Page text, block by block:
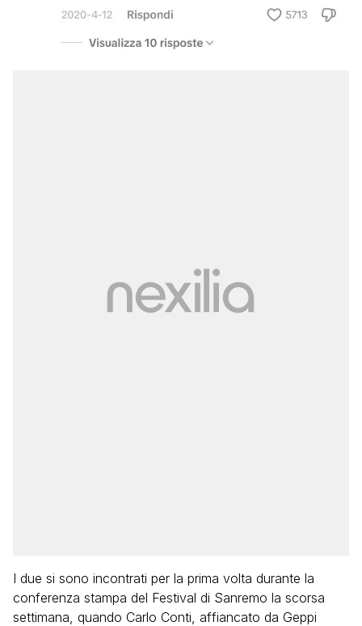
I due si sono incontrati per la prima volta durante la
conferenza stampa del Festival di Sanremo la scorsa
settimana, quando Carlo Conti, affiancato da Geppi